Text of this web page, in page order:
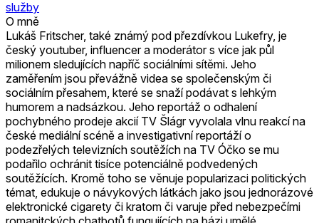
služby
O mně
Lukáš Fritscher, také známý pod přezdívkou Lukefry, je
český youtuber, influencer a moderátor s více jak půl
milionem sledujících napříč sociálními sítěmi. Jeho
zaměřením jsou převážně videa se společenským či
sociálním přesahem, které se snaží podávat s lehkým
humorem a nadsázkou. Jeho reportáž o odhalení
pochybného prodeje akcií TV Šlágr vyvolala vlnu reakcí na
české mediální scéně a investigativní reportáží o
podezřelých televizních soutěžích na TV Óčko se mu
podařilo ochránit tisíce potenciálně podvedených
soutěžících. Kromě toho se věnuje popularizaci politických
témat, edukuje o návykových látkách jako jsou jednorázové
elektronické cigarety či kratom či varuje před nebezpečími